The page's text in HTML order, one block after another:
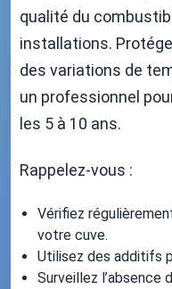
qualité du
installations.
des variations de
un professionnel
les 5 à 10 ans.
Rappelez-vous :
Vérifiez
votre cuve.
Utilisez des additifs
Surveillez l’absence